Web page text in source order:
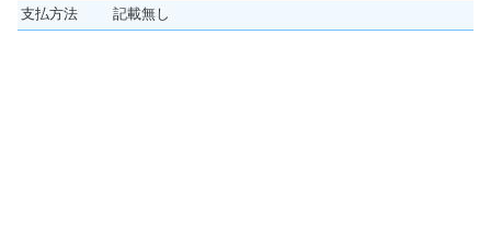
支払方法
記載無し